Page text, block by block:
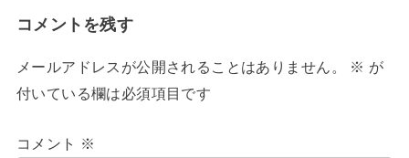
コメントを残す
メールアドレスが公開されることはありません。 ※ が
付いている欄は必須項目です
コメント ※